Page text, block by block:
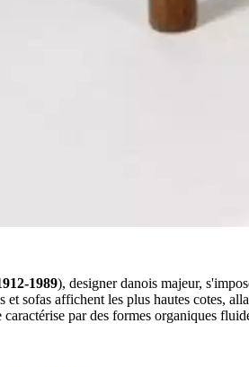
1989), designer danois majeur,
et sofas affichent les plus hautes cotes,
caractérise par des formes organiques